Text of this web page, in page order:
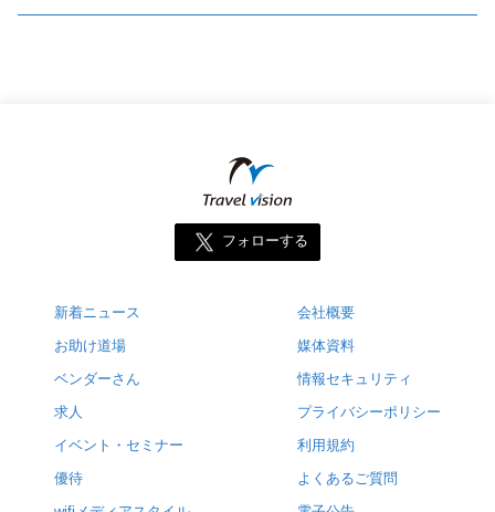
フォローする
新着ニュース
お助け道場
ベンダーさん
求人
イベント・セミナー
優待
会社概要
媒体資料
情報セキュリティ
プライバシーポリシー
利用規約
よくあるご質問